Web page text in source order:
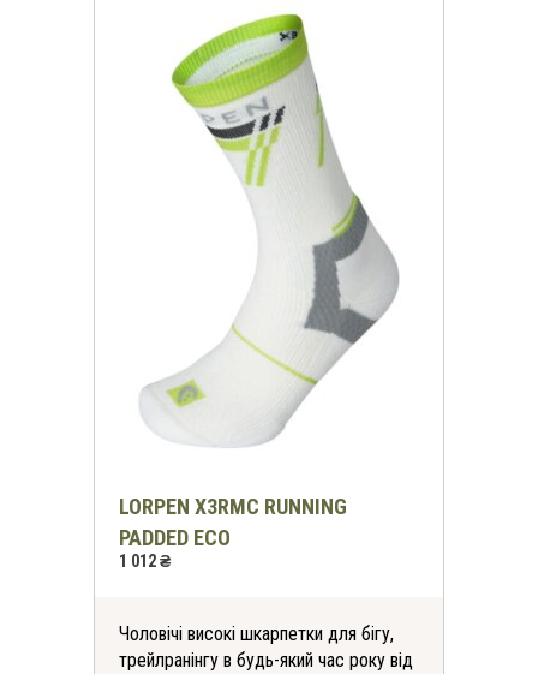
LORPEN X3RMC RUNNING
PADDED ECO
1 012 ₴
Чоловічі високі шкарпетки для бігу,
трейлранінгу в будь-який час року від